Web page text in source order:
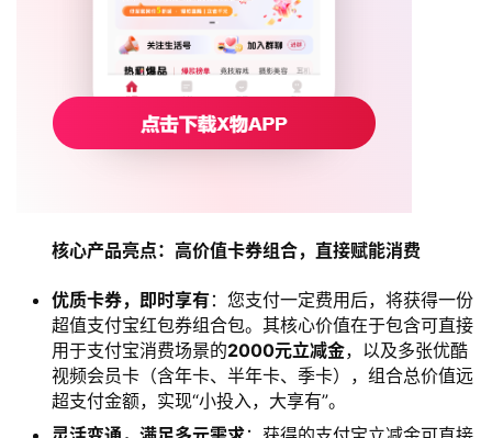
核心产品亮点：高价值卡券组合，直接赋能消费
优质卡券，即时享有：您支付一定费用后，将获得一份
超值支付宝红包券组合包。其核心价值在于包含可直接
用于支付宝消费场景的2000元立减金，以及多张优酷
视频会员卡（含年卡、半年卡、季卡），组合总价值远
超支付金额，实现“小投入，大享有”。